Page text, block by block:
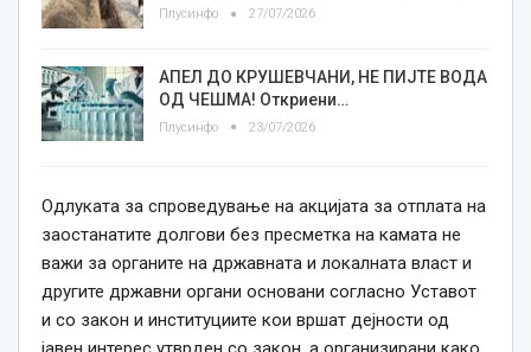
Плусинфо 27/07/2026
АПЕЛ ДО КРУШЕВЧАНИ, НЕ ПИЈТЕ ВОДА
ОД ЧЕШМА! Откриени…
Плусинфо 23/07/2026
Одлуката за спроведување на акцијата за отплата на
заостанатите долгови без пресметка на камата не
важи за органите на државната и локалната власт и
другите државни органи основани согласно Уставот
и со закон и институциите кои вршат дејности од